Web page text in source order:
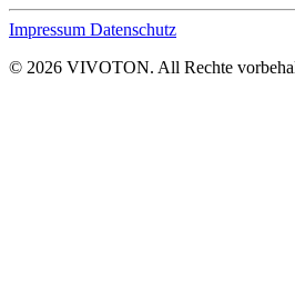
Impressum Datenschutz
© 2026 VIVOTON. All Rechte